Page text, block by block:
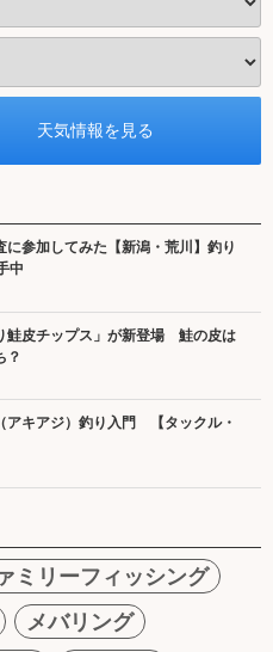
に参加してみた【新潟・荒川】釣り
中
鮭皮チップス」が新登場 鮭の皮は
？
アキアジ）釣り入門 【タックル・
ミリーフィッシング
メバリング